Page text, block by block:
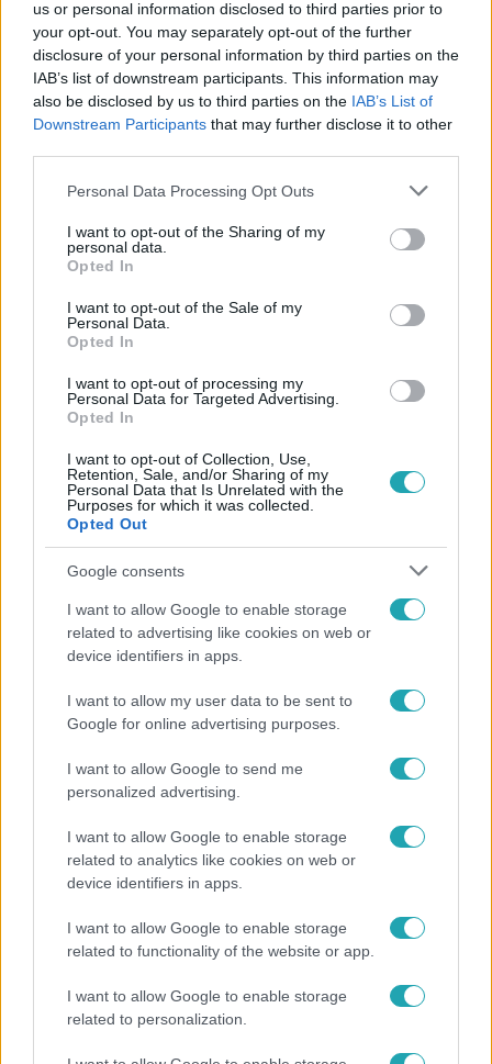
us or personal information disclosed to third parties prior to
your opt-out. You may separately opt-out of the further
disclosure of your personal information by third parties on the
IAB’s list of downstream participants. This information may
also be disclosed by us to third parties on the IAB’s List of
Downstream Participants that may further disclose it to other
Please note that this website/app uses one or more Google
not limited to your visit or usage behaviour. You may click to
grant or deny consent to Google and its third-party tags to
use your data for below specified purposes in below Google
consent section.
Personal Data Processing Opt Outs
I want to opt-out of the Sharing of my
personal data.
Opted In
I want to opt-out of the Sale of my
Personal Data.
Opted In
I want to opt-out of processing my
Personal Data for Targeted Advertising.
Opted In
I want to opt-out of Collection, Use,
Retention, Sale, and/or Sharing of my
Personal Data that Is Unrelated with the
Purposes for which it was collected.
Opted Out
Google consents
I want to allow Google to enable storage
related to advertising like cookies on web or
device identifiers in apps.
I want to allow my user data to be sent to
Google for online advertising purposes.
I want to allow Google to send me
personalized advertising.
I want to allow Google to enable storage
related to analytics like cookies on web or
device identifiers in apps.
I want to allow Google to enable storage
related to functionality of the website or app.
I want to allow Google to enable storage
related to personalization.
#KÜLFÖLD # DONALD TUSK #LENGYELORSZÁG
#ORBÁN VIKTOR #VOLODIMIR ZELENSZKIJ
Népszerű
Hosszú Katinka a dokumentumfilmjében Shane
Tusupról: A medencében minden működött